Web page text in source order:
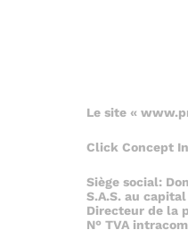
Le site «
Click Concept
Siège social:
S.A.S. au
Directeur de la
N° TVA